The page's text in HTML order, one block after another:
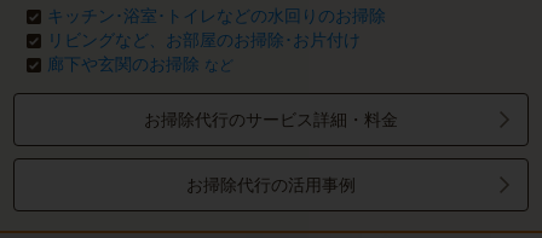
キッチン･浴室･トイレなどの水回りのお掃除
リビングなど、お部屋のお掃除･お片付け
廊下や玄関のお掃除 など
お掃除代行のサービス詳細・料金
お掃除代行の活用事例